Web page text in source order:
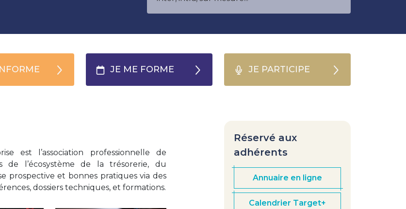
JE ME FORME JE PARTICIPE
est l’association professionnelle de
de l’écosystème de la trésorerie, du
prospective et bonnes pratiques via des
dossiers techniques, et formations.
Réservé aux
adhérents
Annuaire en ligne
Calendrier Target+